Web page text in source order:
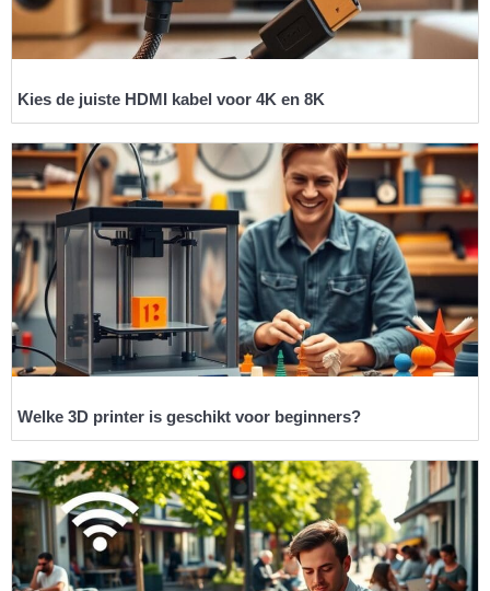
Kies de juiste HDMI kabel voor 4K en 8K
Welke 3D printer is geschikt voor beginners?